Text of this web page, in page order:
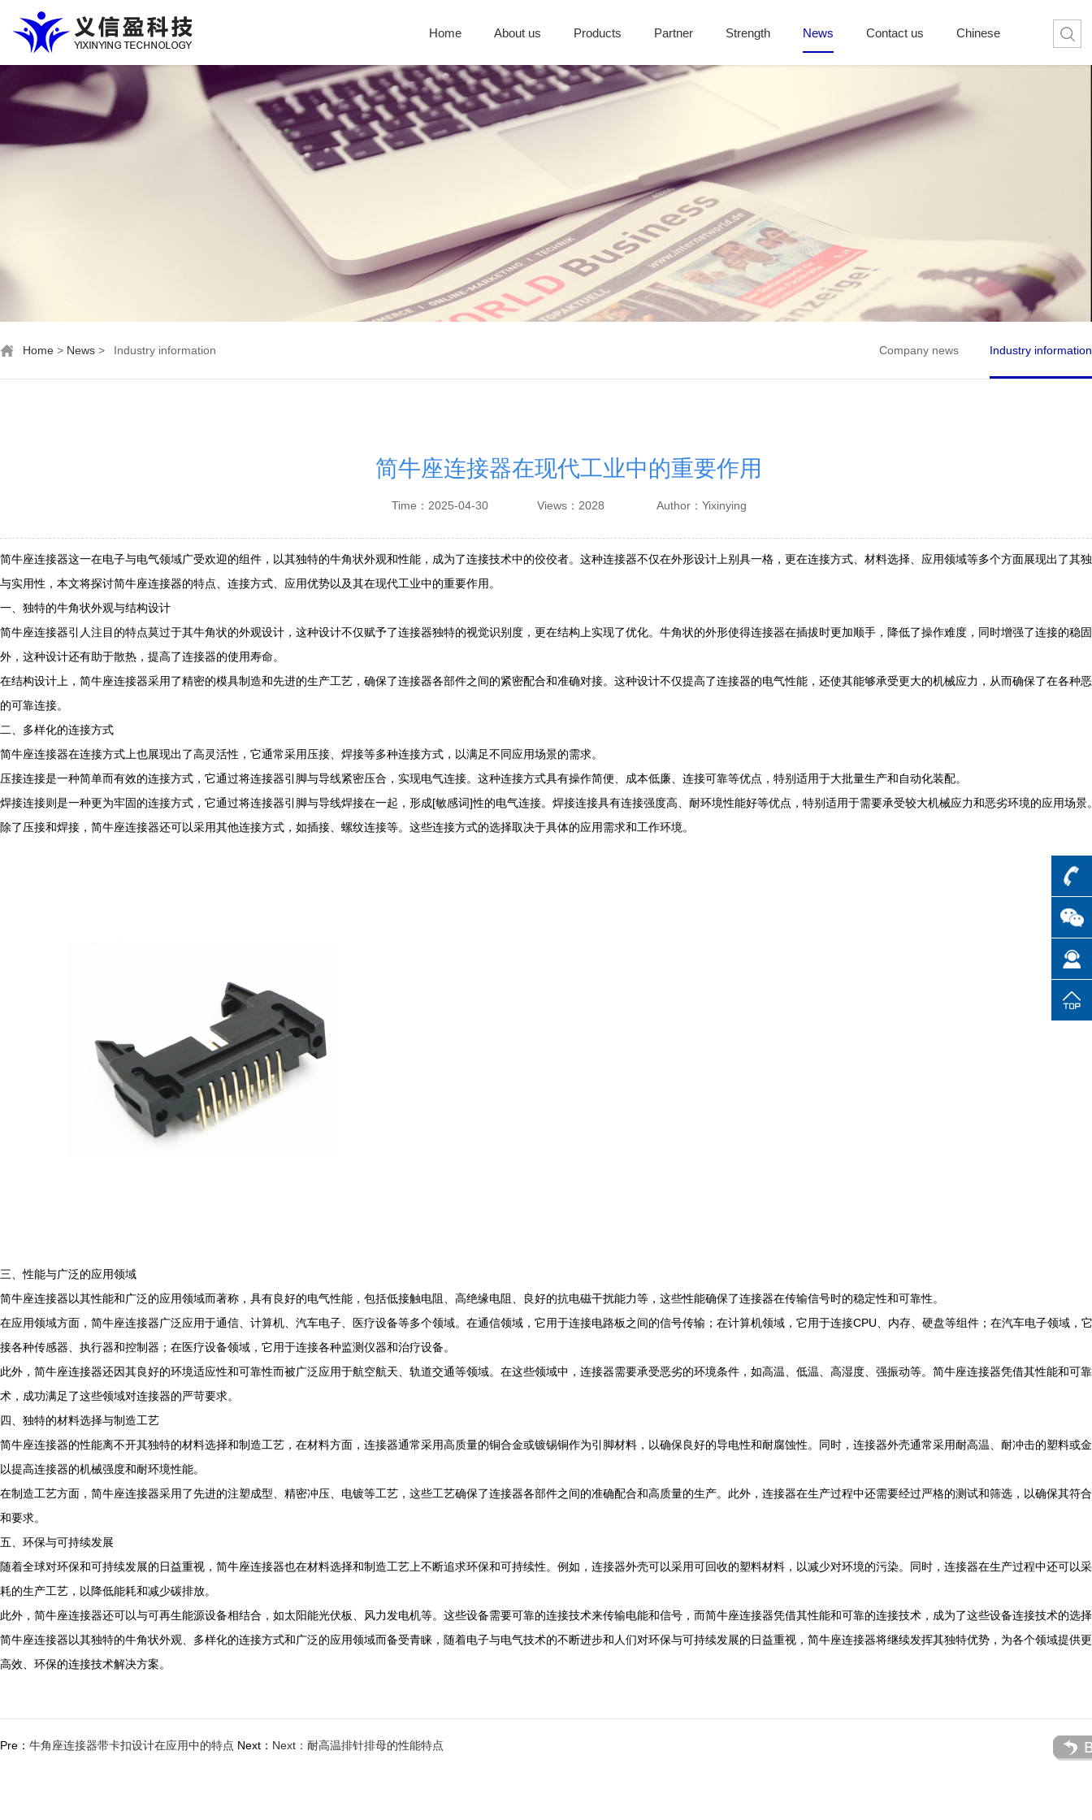
Home About us Products Partner Strength News Contact us Chinese
Home > News > Industry information Company news Industry information
简牛座连接器在现代工业中的重要作用
Time：2025-04-30 Views：2028 Author：Yixinying
简牛座连接器这一在电子与电气领域广受欢迎的组件，以其独特的牛角状外观和性能，成为了连接技术中的佼佼者。这种连接器不仅在外形设计上别具一格，更在连接方式、材料选择、应用领域等多个方面展现出了其
与实用性，本文将探讨简牛座连接器的特点、连接方式、应用优势以及其在现代工业中的重要作用。
一、独特的牛角状外观与结构设计
简牛座连接器引人注目的特点莫过于其牛角状的外观设计，这种设计不仅赋予了连接器独特的视觉识别度，更在结构上实现了优化。牛角状的外形使得连接器在插拔时更加顺手，降低了操作难度，同时增强了连接的稳
外，这种设计还有助于散热，提高了连接器的使用寿命。
在结构设计上，简牛座连接器采用了精密的模具制造和先进的生产工艺，确保了连接器各部件之间的紧密配合和准确对接。这种设计不仅提高了连接器的电气性能，还使其能够承受更大的机械应力，从而确保了在各种
的可靠连接。
二、多样化的连接方式
简牛座连接器在连接方式上也展现出了高灵活性，它通常采用压接、焊接等多种连接方式，以满足不同应用场景的需求。
压接连接是一种简单而有效的连接方式，它通过将连接器引脚与导线紧密压合，实现电气连接。这种连接方式具有操作简便、成本低廉、连接可靠等优点，特别适用于大批量生产和自动化装配。
焊接连接则是一种更为牢固的连接方式，它通过将连接器引脚与导线焊接在一起，形成[敏感词]性的电气连接。焊接连接具有连接强度高、耐环境性能好等优点，特别适用于需要承受较大机械应力和恶劣环境的应用场景
除了压接和焊接，简牛座连接器还可以采用其他连接方式，如插接、螺纹连接等。这些连接方式的选择取决于具体的应用需求和工作环境。
三、性能与广泛的应用领域
简牛座连接器以其性能和广泛的应用领域而著称，具有良好的电气性能，包括低接触电阻、高绝缘电阻、良好的抗电磁干扰能力等，这些性能确保了连接器在传输信号时的稳定性和可靠性。
在应用领域方面，简牛座连接器广泛应用于通信、计算机、汽车电子、医疗设备等多个领域。在通信领域，它用于连接电路板之间的信号传输；在计算机领域，它用于连接CPU、内存、硬盘等组件；在汽车电子领域，
接各种传感器、执行器和控制器；在医疗设备领域，它用于连接各种监测仪器和治疗设备。
此外，简牛座连接器还因其良好的环境适应性和可靠性而被广泛应用于航空航天、轨道交通等领域。在这些领域中，连接器需要承受恶劣的环境条件，如高温、低温、高湿度、强振动等。简牛座连接器凭借其性能和可
术，成功满足了这些领域对连接器的严苛要求。
四、独特的材料选择与制造工艺
简牛座连接器的性能离不开其独特的材料选择和制造工艺，在材料方面，连接器通常采用高质量的铜合金或镀锡铜作为引脚材料，以确保良好的导电性和耐腐蚀性。同时，连接器外壳通常采用耐高温、耐冲击的塑料或
以提高连接器的机械强度和耐环境性能。
在制造工艺方面，简牛座连接器采用了先进的注塑成型、精密冲压、电镀等工艺，这些工艺确保了连接器各部件之间的准确配合和高质量的生产。此外，连接器在生产过程中还需要经过严格的测试和筛选，以确保其符
和要求。
五、环保与可持续发展
随着全球对环保和可持续发展的日益重视，简牛座连接器也在材料选择和制造工艺上不断追求环保和可持续性。例如，连接器外壳可以采用可回收的塑料材料，以减少对环境的污染。同时，连接器在生产过程中还可以
耗的生产工艺，以降低能耗和减少碳排放。
此外，简牛座连接器还可以与可再生能源设备相结合，如太阳能光伏板、风力发电机等。这些设备需要可靠的连接技术来传输电能和信号，而简牛座连接器凭借其性能和可靠的连接技术，成为了这些设备连接技术的选
简牛座连接器以其独特的牛角状外观、多样化的连接方式和广泛的应用领域而备受青睐，随着电子与电气技术的不断进步和人们对环保与可持续发展的日益重视，简牛座连接器将继续发挥其独特优势，为各个领域提供
高效、环保的连接技术解决方案。
Pre： 牛角座连接器带卡扣设计在应用中的特点 Next： Next：耐高温排针排母的性能特点